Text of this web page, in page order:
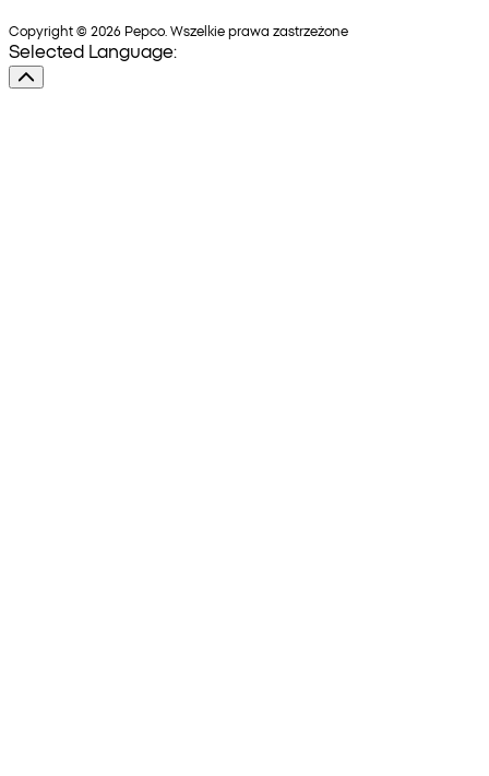
Copyright © 2026 Pepco. Wszelkie prawa zastrzeżone
Selected Language: